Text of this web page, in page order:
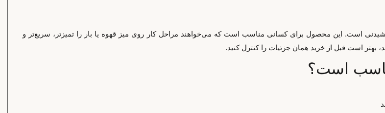
است. این محصول برای کسانی مناسب است که می‌خواهند مراحل کار روی میز قهوه یا بار را تمیزتر، سریع‌تر و
است قبل از خرید همان جزئیات را کنترل کنید.
است؟